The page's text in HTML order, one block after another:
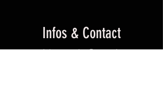
Infos & Contact
Adresse : La Reynerie